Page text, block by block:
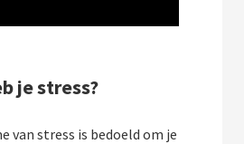
je stress?
van stress is bedoeld om je